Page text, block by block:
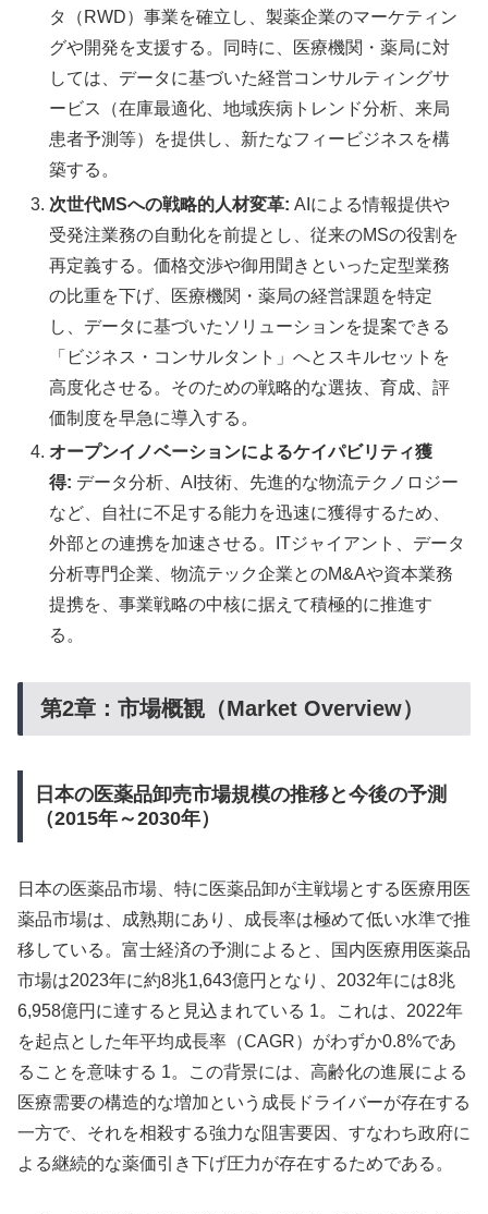
タ（RWD）事業を確立し、製薬企業のマーケティン
グや開発を支援する。同時に、医療機関・薬局に対
しては、データに基づいた経営コンサルティングサ
ービス（在庫最適化、地域疾病トレンド分析、来局
患者予測等）を提供し、新たなフィービジネスを構
築する。
次世代MSへの戦略的人材変革: AIによる情報提供や
受発注業務の自動化を前提とし、従来のMSの役割を
再定義する。価格交渉や御用聞きといった定型業務
の比重を下げ、医療機関・薬局の経営課題を特定
し、データに基づいたソリューションを提案できる
「ビジネス・コンサルタント」へとスキルセットを
高度化させる。そのための戦略的な選抜、育成、評
価制度を早急に導入する。
オープンイノベーションによるケイパビリティ獲
得: データ分析、AI技術、先進的な物流テクノロジー
など、自社に不足する能力を迅速に獲得するため、
外部との連携を加速させる。ITジャイアント、データ
分析専門企業、物流テック企業とのM&Aや資本業務
提携を、事業戦略の中核に据えて積極的に推進す
る。
第2章：市場概観（Market Overview）
日本の医薬品卸売市場規模の推移と今後の予測
（2015年～2030年）
日本の医薬品市場、特に医薬品卸が主戦場とする医療用医
薬品市場は、成熟期にあり、成長率は極めて低い水準で推
移している。富士経済の予測によると、国内医療用医薬品
市場は2023年に約8兆1,643億円となり、2032年には8兆
6,958億円に達すると見込まれている 1。これは、2022年
を起点とした年平均成長率（CAGR）がわずか0.8%であ
ることを意味する 1。この背景には、高齢化の進展による
医療需要の構造的な増加という成長ドライバーが存在する
一方で、それを相殺する強力な阻害要因、すなわち政府に
よる継続的な薬価引き下げ圧力が存在するためである。